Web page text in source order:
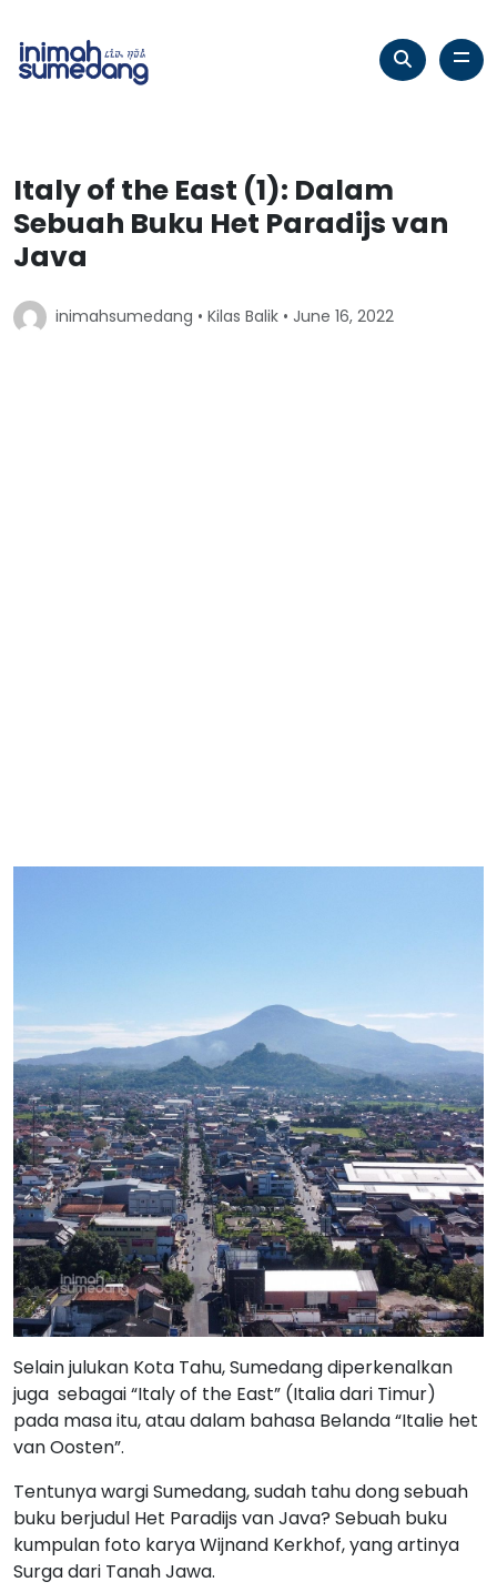
Italy of the East (1): Dalam
Sebuah Buku Het Paradijs van
Java
inimahsumedang • Kilas Balik • June 16, 2022
Selain julukan Kota Tahu, Sumedang diperkenalkan
juga sebagai “Italy of the East” (Italia dari Timur)
pada masa itu, atau dalam bahasa Belanda “Italie het
van Oosten”.
Tentunya wargi Sumedang, sudah tahu dong sebuah
buku berjudul Het Paradijs van Java? Sebuah buku
kumpulan foto karya Wijnand Kerkhof, yang artinya
Surga dari Tanah Jawa.